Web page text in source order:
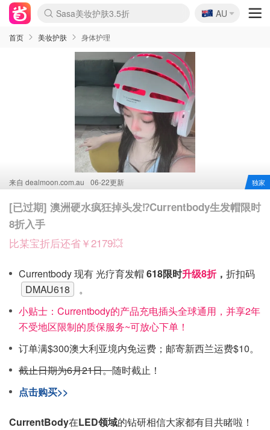
lululemon折扣上新
Sasa美妆护肤3.5折
SSENSE年中2.5折
FreshBeauty好价汇总
Cettire降价+叠9折
WWS Coles超市实拍
viagogo二手票捡漏
Myer超级周末
The Outnet奢牌1折起
David Jones 3折起
Flannels大牌1折
Perfumes Club护肤1折
AMIRO面罩$251
Amazon折扣汇总
eToro入金$200送$50
Amazon数码好物
ICONIC本周7.5折
ThedoubleF高奢地板价
Moose Knuckles 6折
丝芙兰5折起
EUFY摄像头$98
Selenichast首饰2折
Trip机票酒店促销
YSL送5件彩妆礼
Amazon家居好物
Amazon美妆护肤
雅漾大喷$8
过敏原检测盒$33
伊索独家赠50ml沐浴露
科颜氏高保湿面霜$29
SEALIFE海洋馆门票6折
丝塔芙大白罐$16
订阅Newsletter送香薰
Cult Beauty 6.8折
Harrods圣诞日历$525
LN-CC奢牌私促3折
d'Alba空姐喷雾$16
EVE LOM套装£56
Bernardelli独家4折
Adore Beauty 6折起
CT圣诞日历
Mytheresa奢品2.7折
Luxury Escapes 9折
Currentbody美容仪$881
MOON Garden Live
Roborock扫地机$649
Tingo Life水杯$24
Valentino官网5折
CR洗护套装$23
修丽可4件套$159
Myer彩妆2件7折
GANNI官网4.5折
Stylevana韩妆4折
Tessabit高奢8.5折
OGX洗发水$11
Amazon阿德莱德次日达
卡诗8.5折+赠礼
Philips Hue灯具8折
🇦🇺
AU
首页 美妆护肤 身体护理
来自 dealmoon.com.au 06-22更新 独家
[已过期] 澳洲硬水疯狂掉头发⁉️Currentbody生发帽限时
8折入手
比某宝折后还省￥2179💥
Currentbody 现有 光疗育发帽618限时升级8折， 折扣码
DMAU618
。
小贴士：Currentbody的产品充电插头全球通用，并享2年
不受地区限制的质保服务~可放心下单！
订单满$300澳大利亚境内免运费；邮寄新西兰运费$10。
截止日期为6月21日。随时截止！
点击购买>>
CurrentBody在LED领域的钻研相信大家都有目共睹啦！